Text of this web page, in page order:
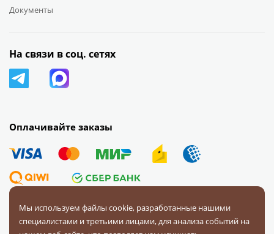
Документы
Оплачивайте заказы
На связи в соц. сетях
© 2008 — 2026 Первая Фурнитурная Компания.Все права
Мы используем файлы cookie, разработанные нашими
специалистами и третьими лицами, для анализа событий на